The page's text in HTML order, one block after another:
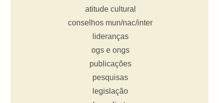
atitude cultural
conselhos mun/nac/inter
lideranças
ogs e ongs
publicações
pesquisas
legislação